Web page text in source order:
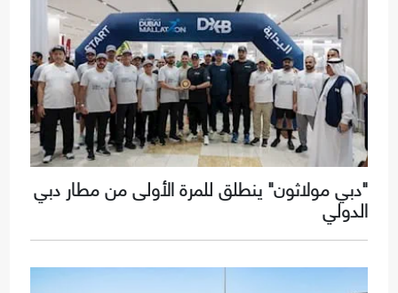
"دبي مولاثون" ينطلق للمرة الأولى من مطار دبي
الدولي